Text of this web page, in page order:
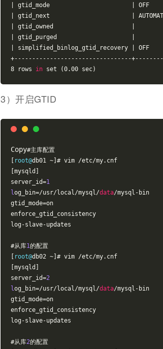
| gtid_mode                       |
gtid_next
|
| gtid_owned                      |
gtid_purged
| simplified_binlog_gtid_recovery |
+---------------------------------
8 rows in set (0.00 sec)
3）开启GTID
Copy#主库配置
root@db01 ~]# vim /etc/my.cnf
[mysqld]
server_id=1
log_bin=/usr/local/mysql/data/mysql-bin
gtid_mode=on
enforce_gtid_consistency
log-slave-updates
#从库1的配置
root@db02 ~]# vim /etc/my.cnf
[mysqld]
server_id=2
log_bin=/usr/local/mysql/data/mysql-bin
gtid_mode=on
enforce_gtid_consistency
log-slave-updates
#从库2的配置